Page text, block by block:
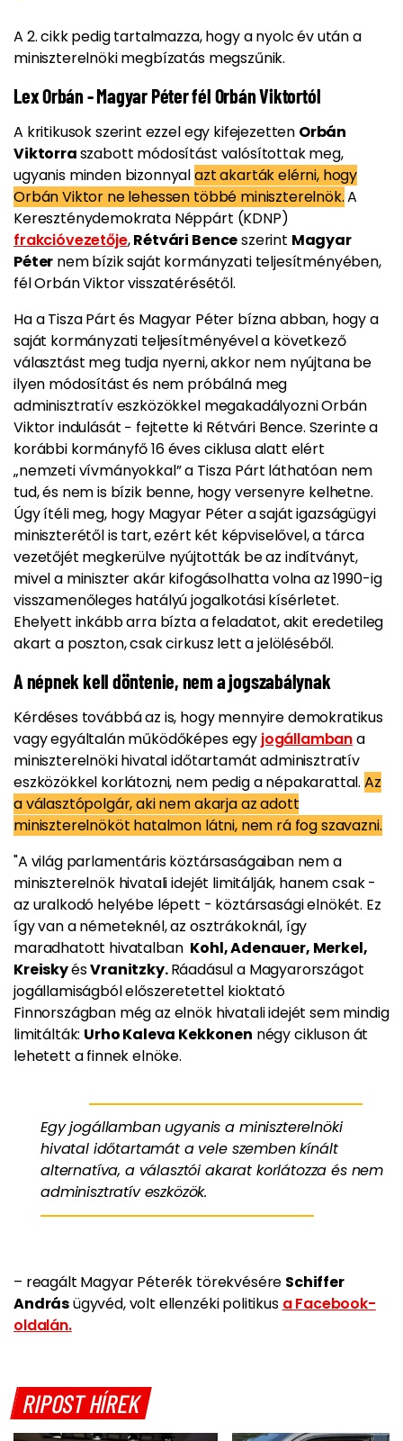
A 2. cikk pedig tartalmazza, hogy a nyolc év után a
miniszterelnöki megbízatás megszűnik.
Lex Orbán - Magyar Péter fél Orbán Viktortól
A kritikusok szerint ezzel egy kifejezetten Orbán
Viktorraszabott módosítást valósítottak meg,
ugyanis minden bizonnyalazt akarták elérni, hogy
Orbán Viktor ne lehessen többé miniszterelnök.A
Kereszténydemokrata Néppárt (KDNP)
frakcióvezetője,Rétvári Benceszerint Magyar
Péter nem bízik saját kormányzati teljesítményében,
fél Orbán Viktor visszatérésétől.
Ha a Tisza Párt és Magyar Péter bízna abban, hogy a
saját kormányzati teljesítményével a következő
választást meg tudja nyerni, akkor nem nyújtana be
ilyen módosítást és nem próbálná meg
adminisztratív eszközökkel megakadályozni Orbán
Viktor indulását − fejtette ki Rétvári Bence. Szerinte a
korábbi kormányfő 16 éves ciklusa alatt elért
„nemzeti vívmányokkal” a Tisza Párt láthatóan nem
tud, és nem is bízik benne, hogy versenyre kelhetne.
Úgy ítéli meg, hogy Magyar Péter a saját igazságügyi
miniszterétől is tart, ezért két képviselővel, a tárca
vezetőjét megkerülve nyújtották be az indítványt,
mivel a miniszter akár kifogásolhatta volna az 1990-ig
visszamenőleges hatályú jogalkotási kísérletet.
Ehelyett inkább arra bízta a feladatot, akit eredetileg
akart a poszton, csak cirkusz lett a jelöléséből.
A népnek kell döntenie, nem a jogszabálynak
Kérdéses továbbá az is, hogy mennyire demokratikus
vagy egyáltalán működőképes egy jogállambana
miniszterelnöki hivatal időtartamát adminisztratív
eszközökkel korlátozni, nem pedig a népakarattal. Az
a választópolgár, aki nem akarja az adott
miniszterelnököt hatalmon látni, nem rá fog szavazni.
"A világ parlamentáris köztársaságaiban nem a
miniszterelnök hivatali idejét limitálják, hanem csak -
az uralkodó helyébe lépett - köztársasági elnökét. Ez
így van a németeknél, az osztrákoknál, így
maradhatott hivatalban Kohl, Adenauer, Merkel,
KreiskyésVranitzky.Ráadásul a Magyarországot
jogállamiságból előszeretettel kioktató
Finnországban még az elnök hivatali idejét sem mindig
limitálták: Urho Kaleva Kekkonen négy cikluson át
lehetett a finnek elnöke.
Egy jogállamban ugyanis a miniszterelnöki
hivatal időtartamát a vele szemben kínált
alternatíva, a választói akarat korlátozza és nem
adminisztratív eszközök.
– reagált Magyar Péterék törekvésére Schiffer
Andrásügyvéd, volt ellenzéki politikus a Facebook-
oldalán.
RIPOST HÍREK